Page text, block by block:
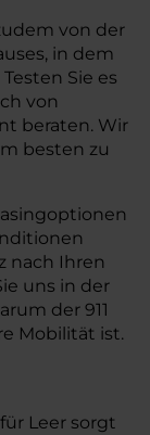
von der
in dem
Sie es
von
beraten. Wir
besten zu
nach Ihren
uns in der
der 911
Mobilität ist.
Leer sorgt